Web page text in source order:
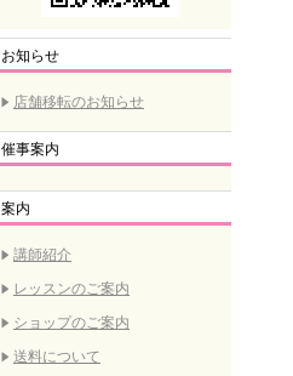
お知らせ
店舗移転のお知らせ
催事案内
案内
講師紹介
レッスンのご案内
ショップのご案内
送料について